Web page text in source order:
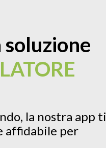
la nostra app ti
affidabile per